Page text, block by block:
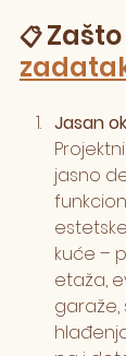
📋Zašto
Jasan
jasno
kuće –
etaža,
garaže,